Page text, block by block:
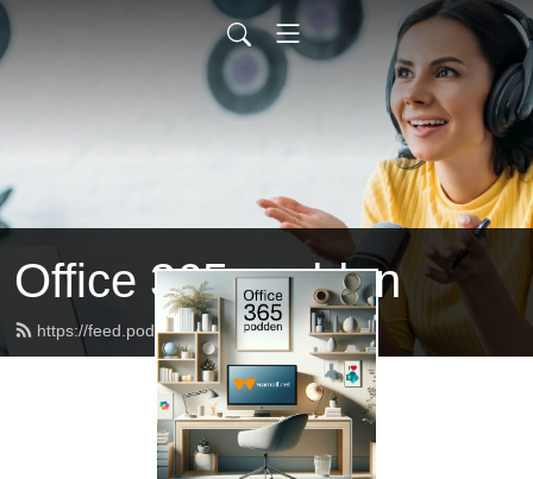
Office 365-podden
https://feed.podbean.com/warnolf/feed.xml